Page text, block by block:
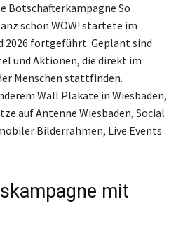
Botschafterkampagne So
schön WOW! startete im
2026 fortgeführt. Geplant sind
und Aktionen, die direkt im
Menschen stattfinden.
Wall Plakate in Wiesbaden,
auf Antenne Wiesbaden, Social
Bilderrahmen, Live Events
mit